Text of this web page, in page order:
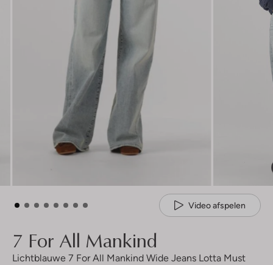
Video afspelen
7 For All Mankind
Lichtblauwe 7 For All Mankind Wide Jeans Lotta Must